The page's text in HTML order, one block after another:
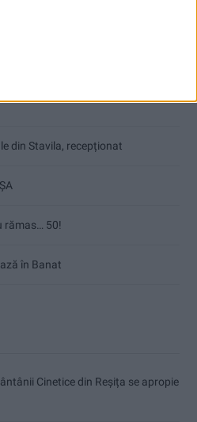
din Stavila, recepționat
rămas… 50!
în Banat
Cinetice din Reșița se apropie